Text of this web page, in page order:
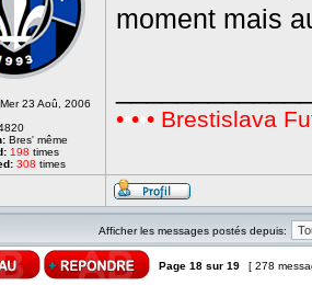
Mer 23 Aoû, 2006
Bres' même
198 times
308 times
moment mais
• • • Brestislava
Afficher les messages postés depuis:
Page 18 sur 19 [ 278